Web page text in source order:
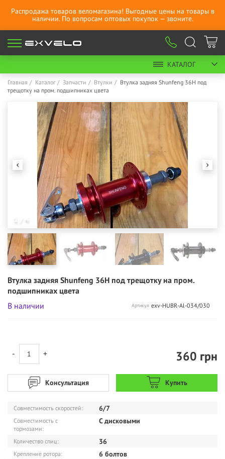
Распродажа товаров веломагазина! Выгодные цены на товары в
наличии. По вопросам оптовых покупок — звоните.
КАТАЛОГ
Главная Каталог Запчасти Втулки
Втулка задняя Shunfeng 36H под
трещотку на пром. подшипниках цвета
1 / 4
Втулка задняя Shunfeng 36H под трещотку на пром.
подшипниках цвета
В наличии
Артикул exv-HUBR-Al-034/030
Совместимость скоростей: 6/7
Совместимость с
тормозами:
С дисковыми
Количество спиц: 36
Крепление ротора: 6 болтов
- + 360 грн
Консультация Купить